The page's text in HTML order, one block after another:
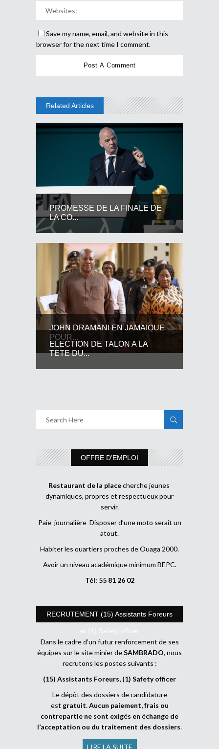
Save my name, email, and website in this
browser for the next time I comment.
Related Articles
PROMESSE DE LA FINALE DE
LA CO...
JOHN DRAMANI EN JAMAIQUE
POUR...
ELECTION DE TALON A LA
TETE DU...
OFFRE D’EMPLOI
Restaurant de la placecherche jeunes
dynamiques, propres et respectueux pour
servir.
Paie journalière Disposer d’une moto serait un
atout.
Habiter les quartiers proches de Ouaga 2000.
Avoir un niveau académique minimum BEPC.
Tél: 55 81 26 02
RECRUTEMENT (15) Assistants Foreurs
et (1) Safety officer
Dans le cadre d’un futur renforcement de ses
équipes sur le site minier deSAMBRADO, nous
recrutons les postes suivants :
(15) Assistants Foreurs, (1) Safety officer
Le dépôt des dossiers de candidature
est gratuit.Aucun paiement, frais ou
contrepartie ne sont exigés en échange de
l’acceptation ou du traitement des dossiers.
LIRE LA SUITE